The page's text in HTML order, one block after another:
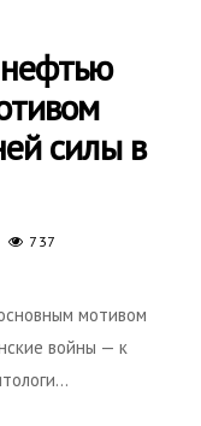
силы в
737
мотивом
войны — к